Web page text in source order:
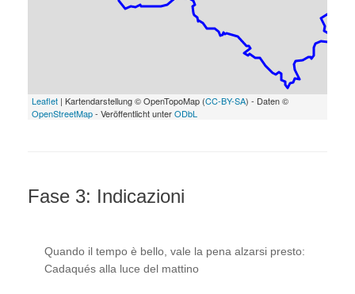
Leaflet | Kartendarstellung © OpenTopoMap (CC-BY-SA) - Daten ©
OpenStreetMap- Veröffentlicht unterODbL
Fase 3: Indicazioni
Quando il tempo è bello, vale la pena alzarsi presto:
Cadaqués alla luce del mattino